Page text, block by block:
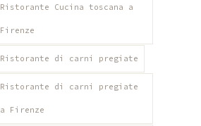
Ristorante Cucina toscana a
Firenze
Ristorante di carni pregiate
Ristorante di carni pregiate
a Firenze